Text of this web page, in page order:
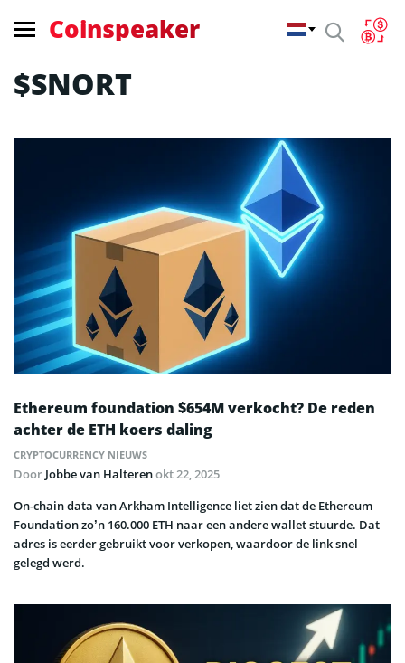
Coinspeaker
$SNORT
Ethereum foundation $654M verkocht? De reden
achter de ETH koers daling
CRYPTOCURRENCY NIEUWS
Door Jobbe van Halterenokt 22, 2025
On-chain data van Arkham Intelligence liet zien dat de Ethereum
Foundation zo’n 160.000 ETH naar een andere wallet stuurde. Dat
adres is eerder gebruikt voor verkopen, waardoor de link snel
gelegd werd.